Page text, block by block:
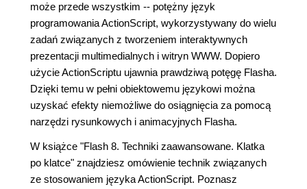
może przede wszystkim -- potężny język
programowania ActionScript, wykorzystywany do wielu
zadań związanych z tworzeniem interaktywnych
prezentacji multimedialnych i witryn WWW. Dopiero
użycie ActionScriptu ujawnia prawdziwą potęgę Flasha.
Dzięki temu w pełni obiektowemu językowi można
uzyskać efekty niemożliwe do osiągnięcia za pomocą
narzędzi rysunkowych i animacyjnych Flasha.
W książce "Flash 8. Techniki zaawansowane. Klatka
po klatce" znajdziesz omówienie technik związanych
ze stosowaniem języka ActionScript. Poznasz